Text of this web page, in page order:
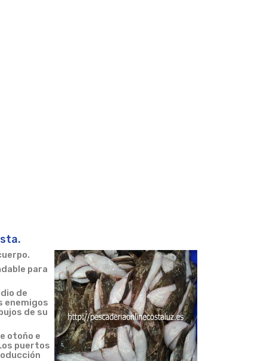
para
de
enemigos
de su
otoño e
puertos